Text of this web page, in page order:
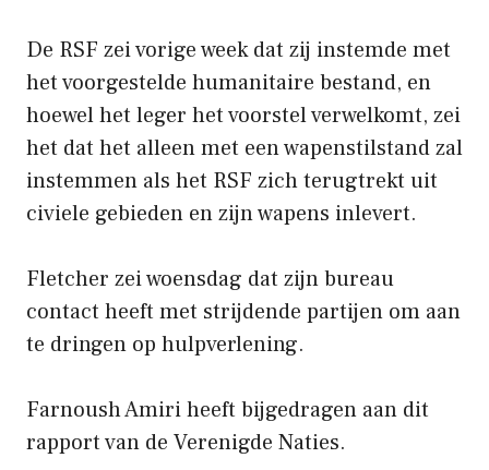
De RSF zei vorige week dat zij instemde met
het voorgestelde humanitaire bestand, en
hoewel het leger het voorstel verwelkomt, zei
het dat het alleen met een wapenstilstand zal
instemmen als het RSF zich terugtrekt uit
civiele gebieden en zijn wapens inlevert.
Fletcher zei woensdag dat zijn bureau
contact heeft met strijdende partijen om aan
te dringen op hulpverlening.
Farnoush Amiri heeft bijgedragen aan dit
rapport van de Verenigde Naties.